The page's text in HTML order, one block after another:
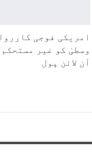
امریکی فوجی
وسطیٰ کو غیر
آن لائن پول